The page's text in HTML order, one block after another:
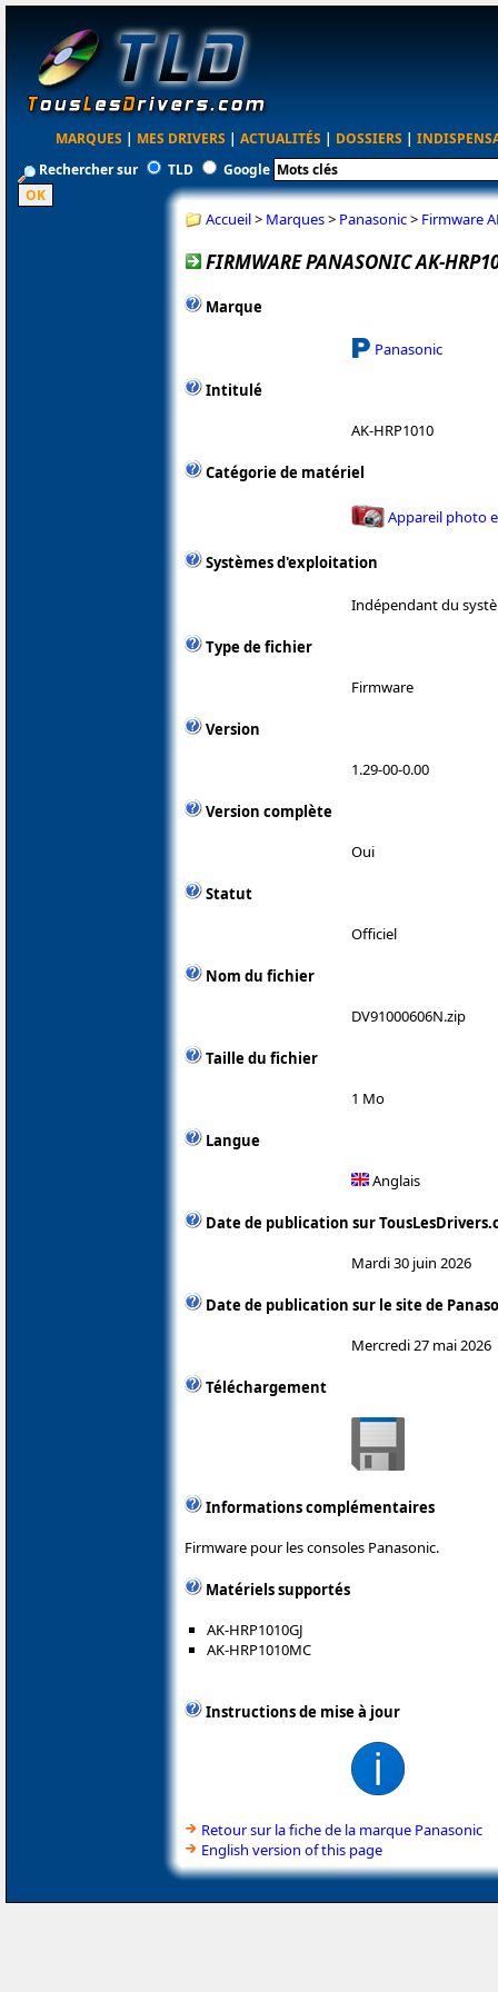
MARQUES | MES DRIVERS | ACTUALITÉS | DOSSIERS |
Rechercher sur
TLD Google
Accueil> Marques> Panasonic> Firmware
FIRMWARE PANASONIC AK-
Marque
Panasonic
Intitulé
AK-HRP1010
Catégorie de matériel
Appareil photo
Systèmes d'exploitation
Indépendant du
Type de fichier
Firmware
Version
1.29-00-0.00
Version complète
Oui
Statut
Officiel
Nom du fichier
DV91000606N.zip
Taille du fichier
1 Mo
Langue
Anglais
Date de publication sur
Mardi 30 juin 2026
Date de publication sur le site de
Mercredi 27 mai 2026
Téléchargement
Informations complémentaires
Firmware pour les consoles Panasonic.
Matériels supportés
AK-HRP1010GJ
AK-HRP1010MC
Instructions de mise à jour
Retour sur la fiche de la marque Panasonic
English version of this page